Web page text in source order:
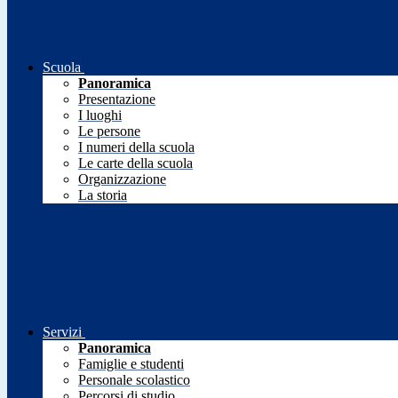
Scuola
Panoramica
Presentazione
I luoghi
Le persone
I numeri della scuola
Le carte della scuola
Organizzazione
La storia
Servizi
Panoramica
Famiglie e studenti
Personale scolastico